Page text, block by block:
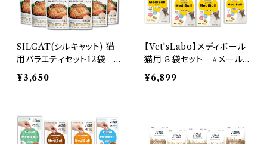
SILCAT(シルキャット) 猫
用バラエティセット12袋 ウ
ェット マグロ味 腎臓ケ
ア ⭐メール便送料無料⭐
¥3,650
【Vet'sLabo】メディボール
猫用 ８袋セット ⭐メール
便送料無料⭐
¥6,899